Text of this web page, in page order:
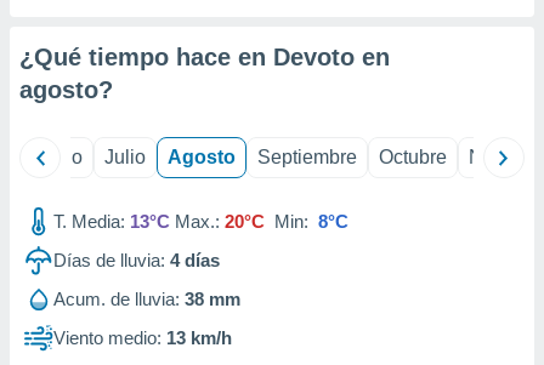
e
mediante
publicidad
publicidad
de
1199
¿Qué tiempo hace en Devoto en
agosto?
Junio Julio Agosto Septiembre Octubre
T. Media: 13°C Max.: 20°C Min: 8°C
Días de lluvia: 4días
Acum. de lluvia: 38 mm
Viento medio: 13 km/h